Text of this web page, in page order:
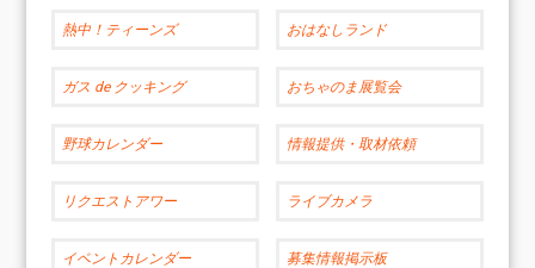
熱中！ティーンズ おはなしランド
ガス de クッキング おちゃのま展覧会
野球カレンダー 情報提供・取材依頼
リクエストアワー ライブカメラ
イベントカレンダー 募集情報掲示板